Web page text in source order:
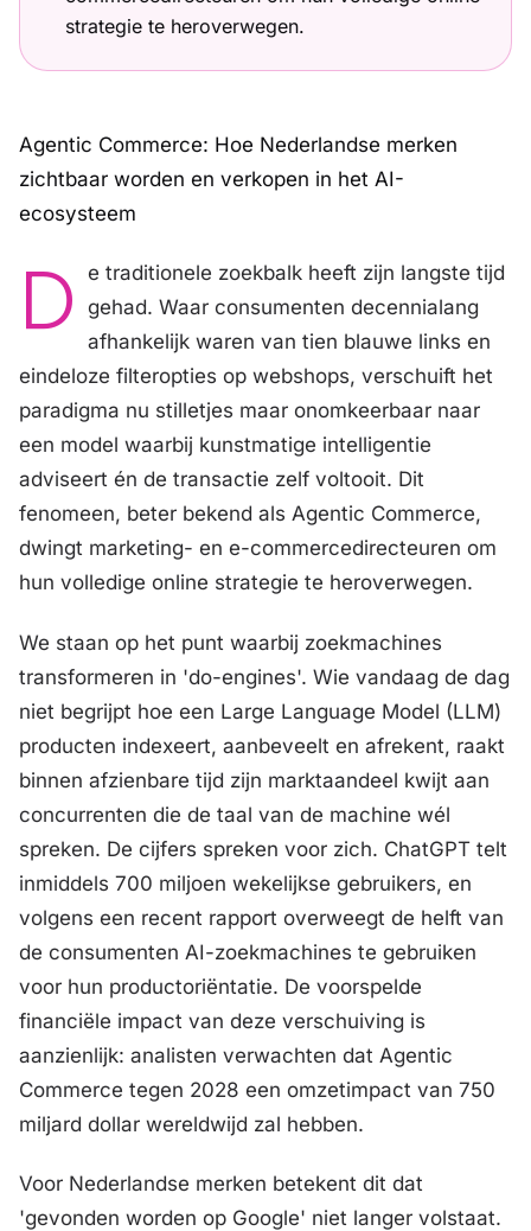
strategie te heroverwegen.
Agentic Commerce: Hoe Nederlandse merken
zichtbaar worden en verkopen in het AI-
ecosysteem
D
e traditionele zoekbalk heeft zijn langste tijd
gehad. Waar consumenten decennialang
afhankelijk waren van tien blauwe links en
eindeloze filteropties op webshops, verschuift het
paradigma nu stilletjes maar onomkeerbaar naar
een model waarbij kunstmatige intelligentie
adviseert én de transactie zelf voltooit. Dit
fenomeen, beter bekend als Agentic Commerce,
dwingt marketing- en e-commercedirecteuren om
hun volledige online strategie te heroverwegen.
We staan op het punt waarbij zoekmachines
transformeren in 'do-engines'. Wie vandaag de dag
niet begrijpt hoe een Large Language Model (LLM)
producten indexeert, aanbeveelt en afrekent, raakt
binnen afzienbare tijd zijn marktaandeel kwijt aan
concurrenten die de taal van de machine wél
spreken. De cijfers spreken voor zich. ChatGPT telt
inmiddels 700 miljoen wekelijkse gebruikers, en
volgens een recent rapport overweegt de helft van
de consumenten AI-zoekmachines te gebruiken
voor hun productoriëntatie. De voorspelde
financiële impact van deze verschuiving is
aanzienlijk: analisten verwachten dat Agentic
Commerce tegen 2028 een omzetimpact van 750
miljard dollar wereldwijd zal hebben.
Voor Nederlandse merken betekent dit dat
'gevonden worden op Google' niet langer volstaat.